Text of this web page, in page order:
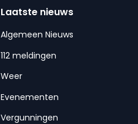
Laatste nieuws
Algemeen Nieuws
112 meldingen
Weer
Evenementen
Vergunningen